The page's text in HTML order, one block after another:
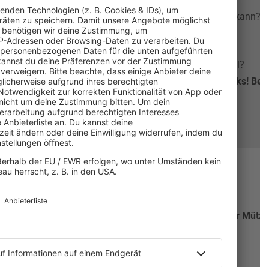
Was kannst du nicht, was jeder andere kann?
Das R rollen
Eine Serie mit absolutem Suchtpotential?
Jerks! Einfach Jerks! Ich will mehr Jerks!
wenn du deinen Kopf nicht nur zum Tragen einer